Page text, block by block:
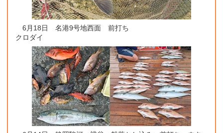
6月18日 名港9号地西面 前打ち
クロダイ